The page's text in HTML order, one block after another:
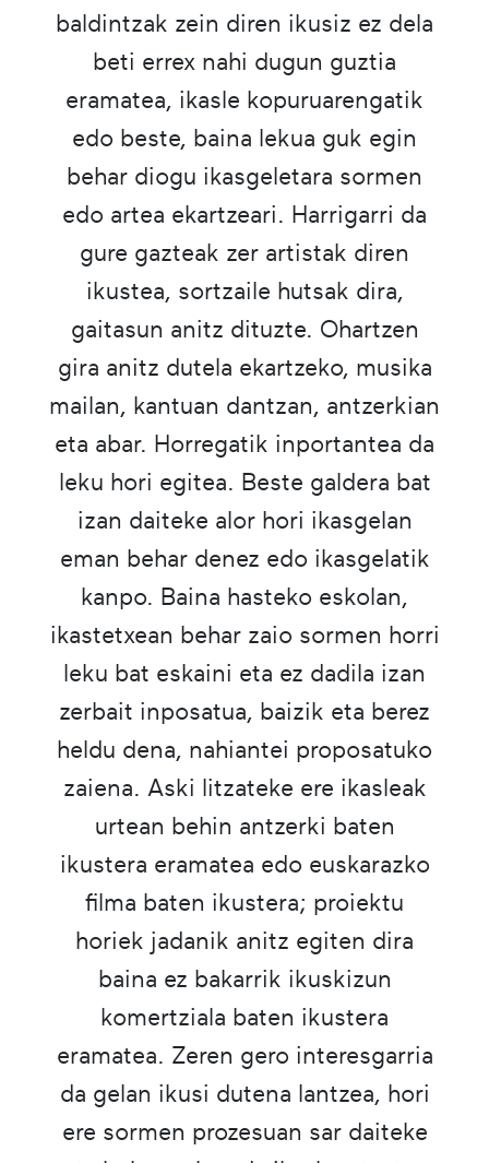
baldintzak zein diren ikusiz ez dela
beti errex nahi dugun guztia
eramatea, ikasle kopuruarengatik
edo beste, baina lekua guk egin
behar diogu ikasgeletara sormen
edo artea ekartzeari. Harrigarri da
gure gazteak zer artistak diren
ikustea, sortzaile hutsak dira,
gaitasun anitz dituzte. Ohartzen
gira anitz dutela ekartzeko, musika
mailan, kantuan dantzan, antzerkian
eta abar. Horregatik inportantea da
leku hori egitea. Beste galdera bat
izan daiteke alor hori ikasgelan
eman behar denez edo ikasgelatik
kanpo. Baina hasteko eskolan,
ikastetxean behar zaio sormen horri
leku bat eskaini eta ez dadila izan
zerbait inposatua, baizik eta berez
heldu dena, nahiantei proposatuko
zaiena. Aski litzateke ere ikasleak
urtean behin antzerki baten
ikustera eramatea edo euskarazko
filma baten ikustera; proiektu
horiek jadanik anitz egiten dira
baina ez bakarrik ikuskizun
komertziala baten ikustera
eramatea. Zeren gero interesgarria
da gelan ikusi dutena lantzea, hori
ere sormen prozesuan sar daiteke